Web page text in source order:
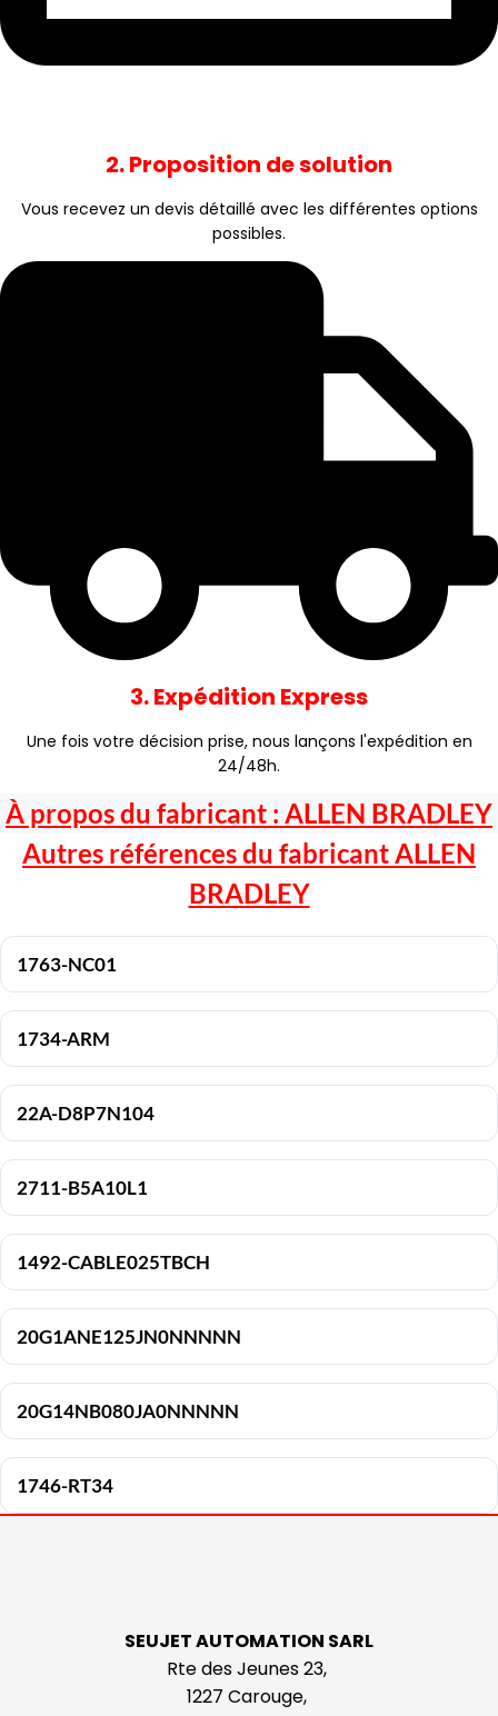
2. Proposition de solution
Vous recevez un devis détaillé avec les différentes options
possibles.
3. Expédition Express
Une fois votre décision prise, nous lançons l'expédition en
24/48h.
À propos du fabricant : ALLEN BRADLEY
Autres références du fabricant ALLEN
BRADLEY
1763-NC01
1734-ARM
22A-D8P7N104
2711-B5A10L1
1492-CABLE025TBCH
20G1ANE125JN0NNNNN
20G14NB080JA0NNNNN
1746-RT34
SEUJET AUTOMATION SARL
Rte des Jeunes 23,
1227 Carouge,